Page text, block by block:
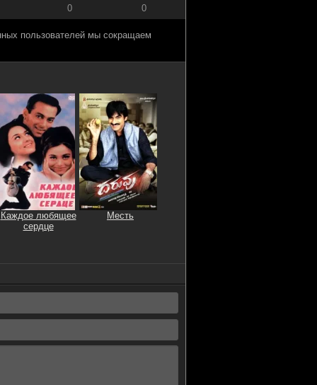
0 0
пользователей мы сокращаем
Каждое любящее
сердце
Месть